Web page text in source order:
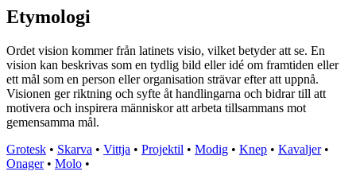
Etymologi
Ordet vision kommer från latinets visio, vilket betyder att se. En
vision kan beskrivas som en tydlig bild eller idé om framtiden eller
ett mål som en person eller organisation strävar efter att uppnå.
Visionen ger riktning och syfte åt handlingarna och bidrar till att
motivera och inspirera människor att arbeta tillsammans mot
gemensamma mål.
Grotesk • Skarva • Vittja • Projektil • Modig • Knep • Kavaljer•
Onager• Molo •